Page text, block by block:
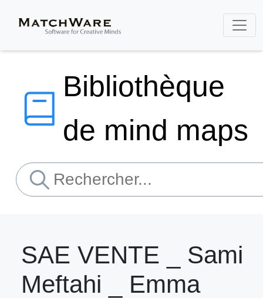
Bibliothèque
de mind maps
SAE VENTE _ Sami
Meftahi _ Emma